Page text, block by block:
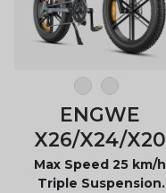
ΓκρίΜαύρος
ENGWE
X26/X24/X20
Max Speed 25 km/h
Triple Suspension